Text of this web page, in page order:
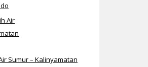
Sumur – Kalinyamatan